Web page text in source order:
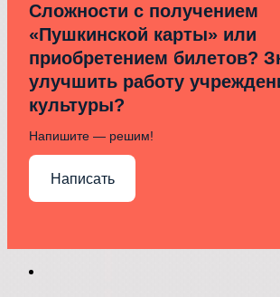
Сложности с получением
«Пушкинской карты» или
приобретением билетов?
улучшить работу
культуры?
Напишите — решим!
Написать